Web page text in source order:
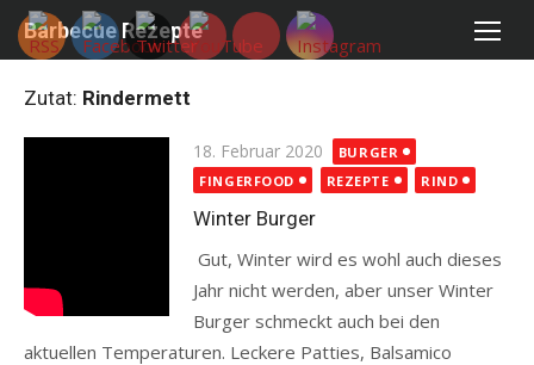
Skip
Barbecue Rezepte
Zutat: Rindermett
Posted
on
18. Februar 2020
BURGER
FINGERFOOD
REZEPTE RIND
Winter Burger
Gut, Winter wird es wohl auch dieses
Jahr nicht werden, aber unser Winter
Burger schmeckt auch bei den
aktuellen Temperaturen. Leckere Patties, Balsamico